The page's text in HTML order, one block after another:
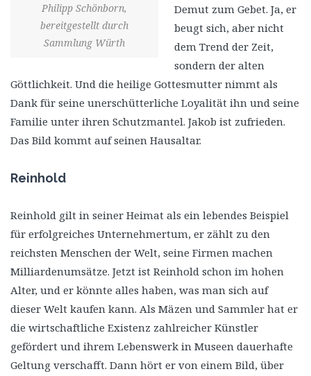
Philipp Schönborn,
bereitgestellt durch
Sammlung Würth
Demut zum Gebet. Ja, er
beugt sich, aber nicht
dem Trend der Zeit,
sondern der alten
Göttlichkeit. Und die heilige Gottesmutter nimmt als
Dank für seine unerschütterliche Loyalität ihn und seine
Familie unter ihren Schutzmantel. Jakob ist zufrieden.
Das Bild kommt auf seinen Hausaltar.
Reinhold
Reinhold gilt in seiner Heimat als ein lebendes Beispiel
für erfolgreiches Unternehmertum, er zählt zu den
reichsten Menschen der Welt, seine Firmen machen
Milliardenumsätze. Jetzt ist Reinhold schon im hohen
Alter, und er könnte alles haben, was man sich auf
dieser Welt kaufen kann. Als Mäzen und Sammler hat er
die wirtschaftliche Existenz zahlreicher Künstler
gefördert und ihrem Lebenswerk in Museen dauerhafte
Geltung verschafft. Dann hört er von einem Bild, über